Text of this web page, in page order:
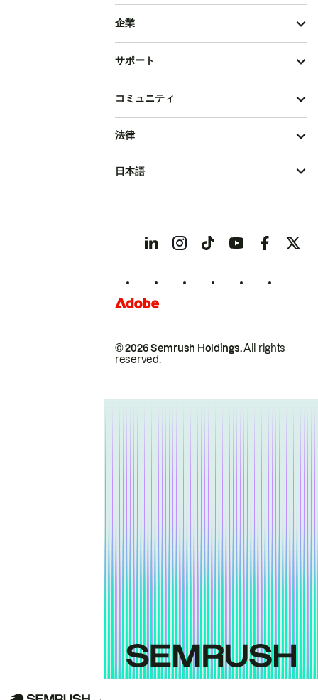
企業
サポート
コミュニティ
© 2026 Semrush Holdings.All rights
reserved.
法律
日本語